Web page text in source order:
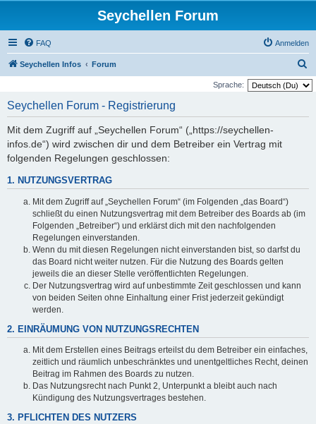
Seychellen Forum
FAQ Anmelden
Seychellen Infos Forum
u
Sprache:
Seychellen Forum - Registrierung
Mit dem Zugriff auf „Seychellen Forum“ („https://seychellen-
infos.de“) wird zwischen dir und dem Betreiber ein Vertrag mit
folgenden Regelungen geschlossen:
1. NUTZUNGSVERTRAG
Mit dem Zugriff auf „Seychellen Forum“ (im Folgenden „das Board“)
schließt du einen Nutzungsvertrag mit dem Betreiber des Boards ab (im
Folgenden „Betreiber“) und erklärst dich mit den nachfolgenden
Regelungen einverstanden.
Wenn du mit diesen Regelungen nicht einverstanden bist, so darfst du
das Board nicht weiter nutzen. Für die Nutzung des Boards gelten
jeweils die an dieser Stelle veröffentlichten Regelungen.
Der Nutzungsvertrag wird auf unbestimmte Zeit geschlossen und kann
von beiden Seiten ohne Einhaltung einer Frist jederzeit gekündigt
werden.
2. EINRÄUMUNG VON NUTZUNGSRECHTEN
Mit dem Erstellen eines Beitrags erteilst du dem Betreiber ein einfaches,
zeitlich und räumlich unbeschränktes und unentgeltliches Recht, deinen
Beitrag im Rahmen des Boards zu nutzen.
Das Nutzungsrecht nach Punkt 2, Unterpunkt a bleibt auch nach
Kündigung des Nutzungsvertrages bestehen.
3. PFLICHTEN DES NUTZERS